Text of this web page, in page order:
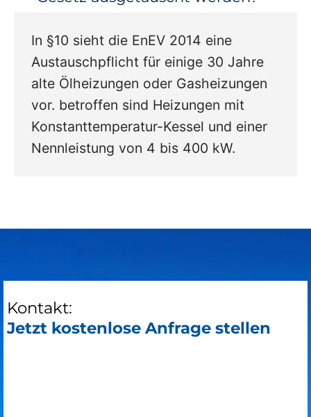
In §10 sieht die EnEV 2014 eine
Austauschpflicht für einige 30 Jahre
alte Ölheizungen oder Gasheizungen
vor. betroffen sind Heizungen mit
Konstanttemperatur-Kessel und einer
Nennleistung von 4 bis 400 kW.
Kontakt:
Jetzt kostenlose Anfrage stellen